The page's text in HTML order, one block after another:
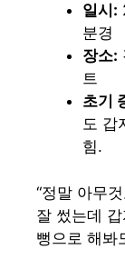
일시:
분경
장소:
트
초기
도 갑
힘.
“정말 아무
잘 썼는데
뻥으로 해봐